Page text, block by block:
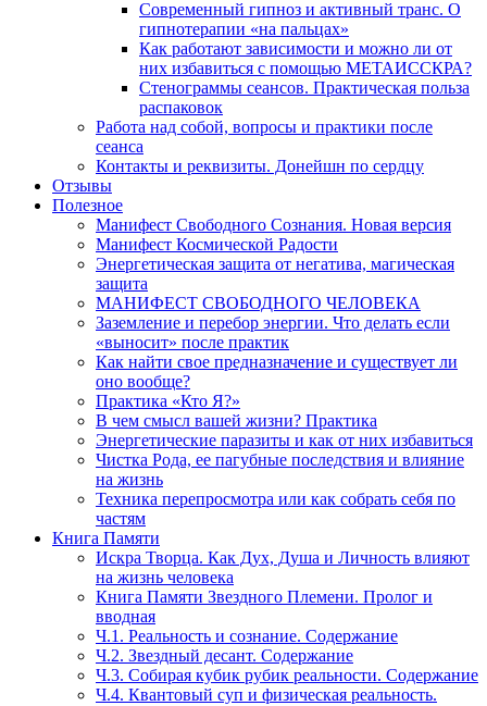
Современный гипноз и активный транс. О
гипнотерапии «на пальцах»
Как работают зависимости и можно ли от
них избавиться с помощью МЕТАИССКРА?
Стенограммы сеансов. Практическая польза
распаковок
Работа над собой, вопросы и практики после
сеанса
Контакты и реквизиты. Донейшн по сердцу
Отзывы
Полезное
Манифест Свободного Сознания. Новая версия
Манифест Космической Радости
Энергетическая защита от негатива, магическая
защита
МАНИФЕСТ СВОБОДНОГО ЧЕЛОВЕКА
Заземление и перебор энергии. Что делать если
«выносит» после практик
Как найти свое предназначение и существует ли
оно вообще?
Практика «Кто Я?»
В чем смысл вашей жизни? Практика
Энергетические паразиты и как от них избавиться
Чистка Рода, ее пагубные последствия и влияние
на жизнь
Техника перепросмотра или как собрать себя по
частям
Книга Памяти
Искра Творца. Как Дух, Душа и Личность влияют
на жизнь человека
Книга Памяти Звездного Племени. Пролог и
вводная
Ч.1. Реальность и сознание. Содержание
Ч.2. Звездный десант. Содержание
Ч.3. Собирая кубик рубик реальности. Содержание
Ч.4. Квантовый суп и физическая реальность.